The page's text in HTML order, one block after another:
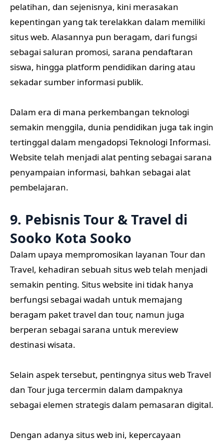
pelatihan, dan sejenisnya, kini merasakan
kepentingan yang tak terelakkan dalam memiliki
situs web. Alasannya pun beragam, dari fungsi
sebagai saluran promosi, sarana pendaftaran
siswa, hingga platform pendidikan daring atau
sekadar sumber informasi publik.
Dalam era di mana perkembangan teknologi
semakin menggila, dunia pendidikan juga tak ingin
tertinggal dalam mengadopsi Teknologi Informasi.
Website telah menjadi alat penting sebagai sarana
penyampaian informasi, bahkan sebagai alat
pembelajaran.
9. Pebisnis Tour & Travel di
Sooko Kota Sooko
Dalam upaya mempromosikan layanan Tour dan
Travel, kehadiran sebuah situs web telah menjadi
semakin penting. Situs website ini tidak hanya
berfungsi sebagai wadah untuk memajang
beragam paket travel dan tour, namun juga
berperan sebagai sarana untuk mereview
destinasi wisata.
Selain aspek tersebut, pentingnya situs web Travel
dan Tour juga tercermin dalam dampaknya
sebagai elemen strategis dalam pemasaran digital.
Dengan adanya situs web ini, kepercayaan